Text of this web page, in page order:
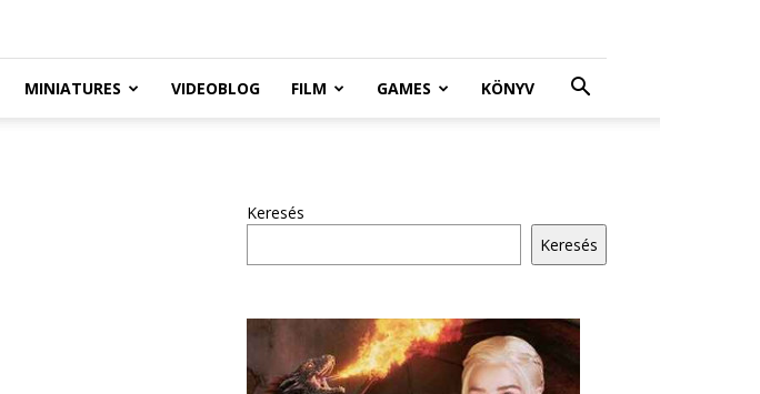
MINIATURES VIDEOBLOG FILM GAMES KÖNYV
Keresés
Keresés